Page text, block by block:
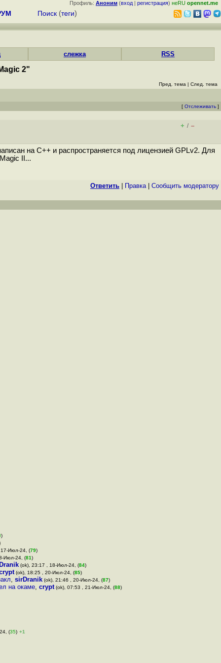
Профиль: Аноним (вход | регистрация) неRU opennet.me
Поиск (теги)
слежка RSS
2"
Пред. тема | След. тема
[ Отслеживать ]
+ / –
на C++ и распространяется под лицензией GPLv2. Для
II...
Ответить Правка| Cообщить модератору
)
Июл-24, (79)
Июл-24, (81)
(ok), 23:17 , 18-Июл-24, (84)
(ok), 18:25 , 20-Июл-24, (85)
, sirDranik (ok), 21:46 , 20-Июл-24, (87)
на окаме, crypt (ok), 07:53 , 21-Июл-24, (88)
(35) +1